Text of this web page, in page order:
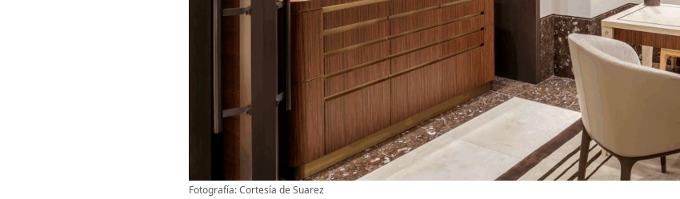
Fotografía: Cortesía de Suarez